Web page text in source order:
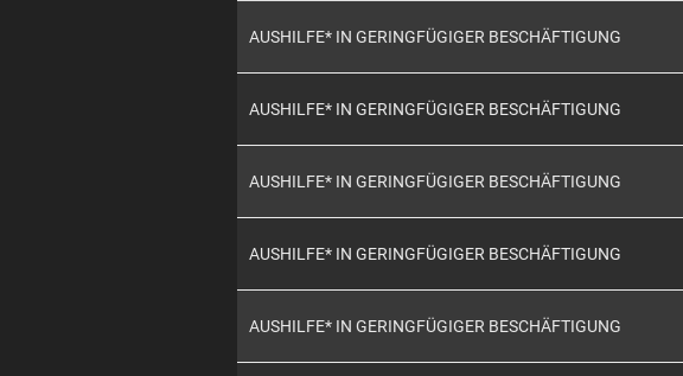
AUSHILFE* IN GERINGFÜGIGER BESCHÄFTIGUNG
AUSHILFE* IN GERINGFÜGIGER BESCHÄFTIGUNG
AUSHILFE* IN GERINGFÜGIGER BESCHÄFTIGUNG
AUSHILFE* IN GERINGFÜGIGER BESCHÄFTIGUNG
AUSHILFE* IN GERINGFÜGIGER BESCHÄFTIGUNG